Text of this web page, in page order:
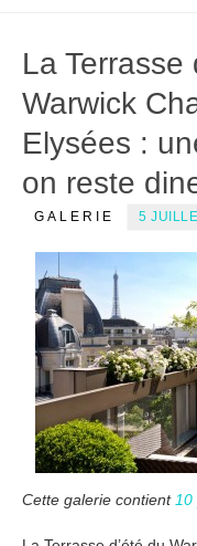
La Terrasse
Warwick
Elysées :
on reste
GALERIE 5
Cette galerie contient10